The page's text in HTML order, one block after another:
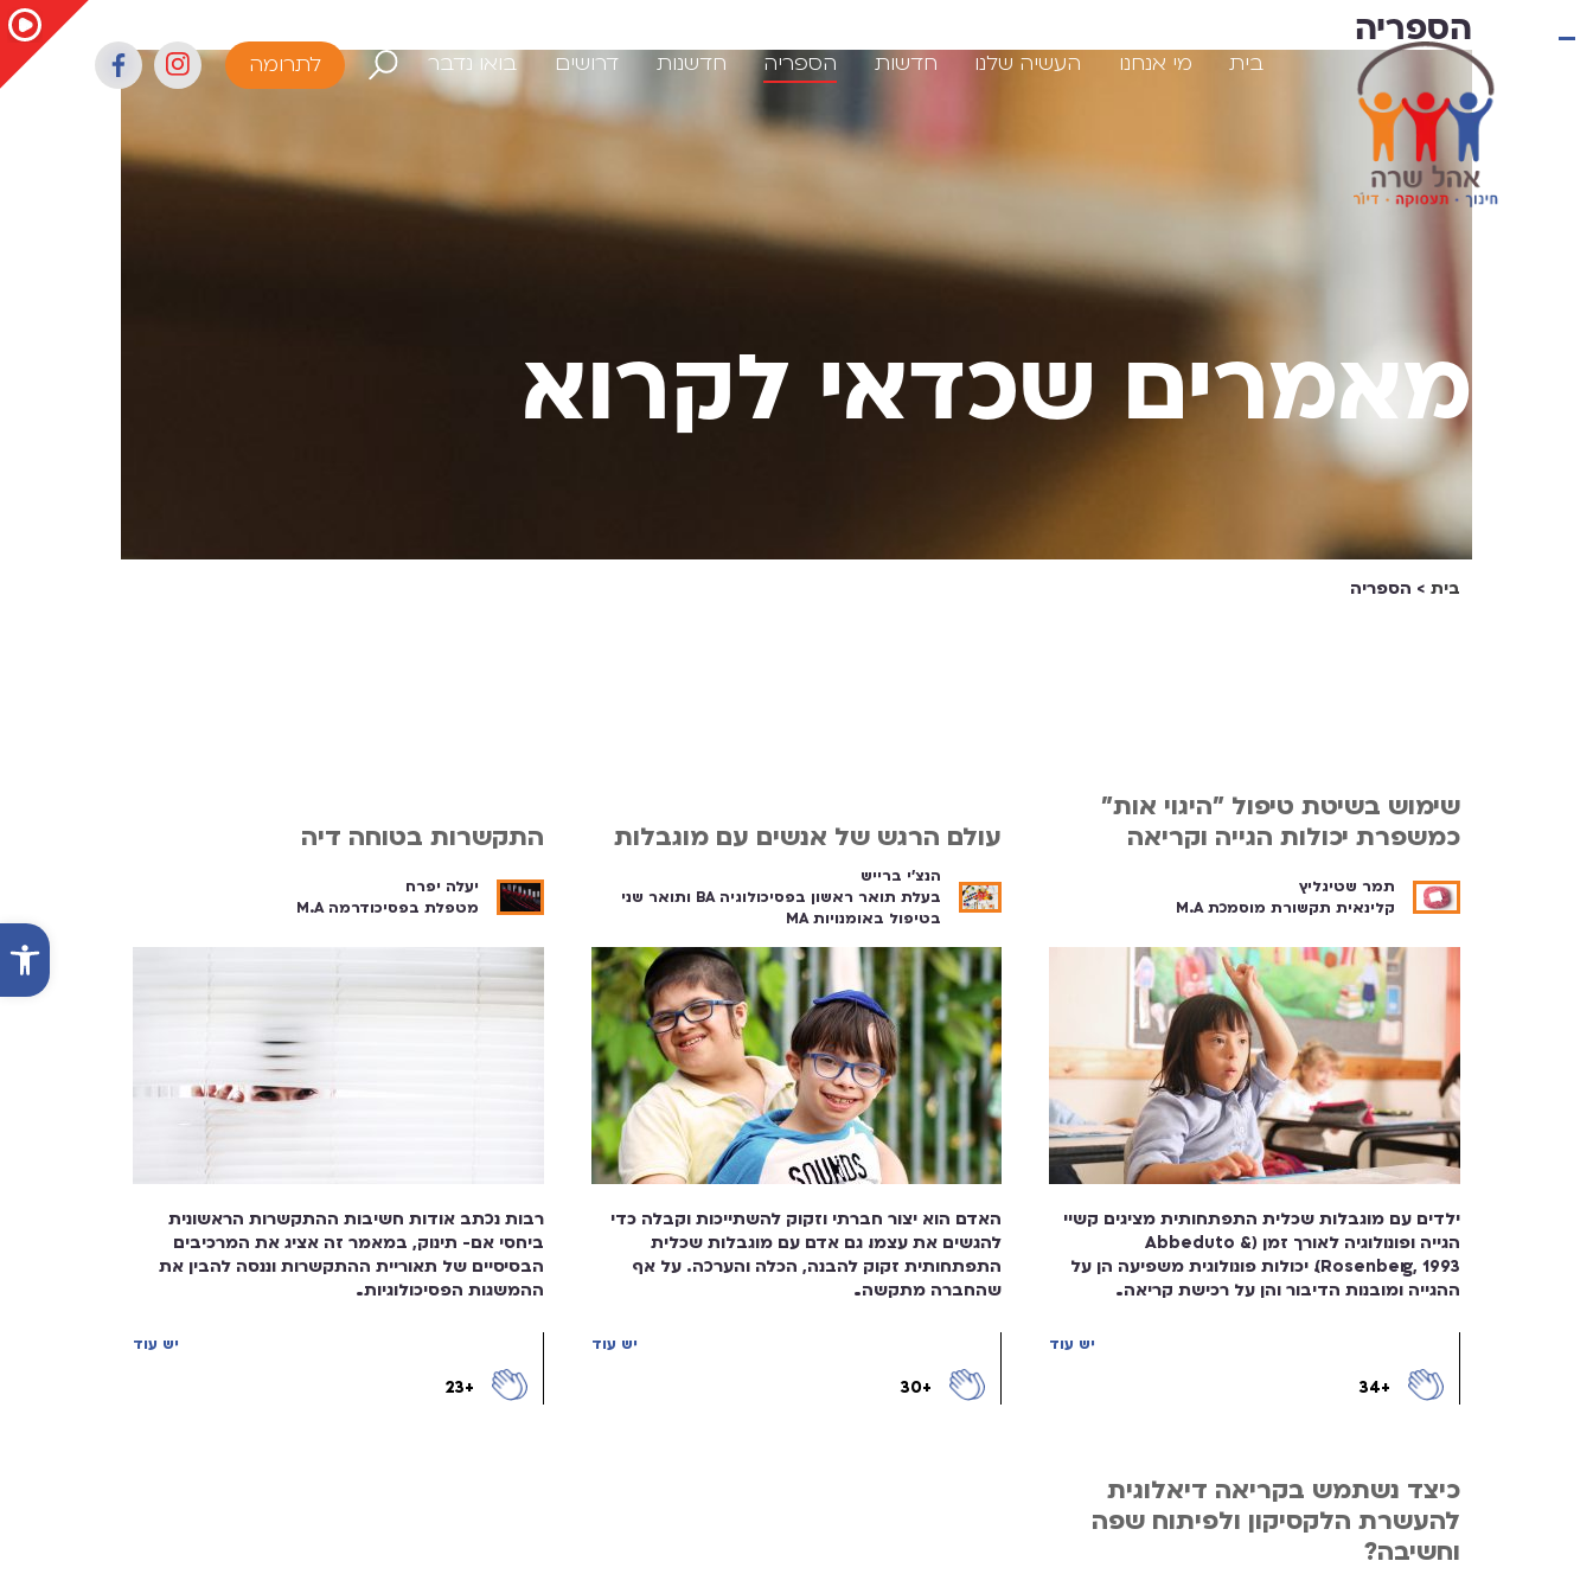
פתח
בית מי אנחנו העשיה שלנו חדשות הספריה חדשנות דרושים בואו נדבר לתרומה
הספריה
מאמרים שכדאי לקרוא
בית > הספריה
שימוש בשיטת טיפול "היגוי אות"
כמשפרת יכולות הגייה וקריאה
תמר שטיגליץ
קלינאית תקשורת מוסמכת M.A
ילדים עם מוגבלות שכלית התפתחותית מציגים קשיי
הגייה ופונולוגיה לאורך זמן (Abbeduto &
Rosenberg, 1993). יכולות פונולוגית משפיעה הן על
ההגייה ומובנות הדיבור והן על רכישת קריאה...
יש עוד
+34
עולם הרגש של אנשים עם מוגבלות
הנצ'י ברייש
בעלת תואר ראשון בפסיכולוגיה BA ותואר שני
בטיפול באומנויות MA
האדם הוא יצור חברתי וזקוק להשתייכות וקבלה כדי
להגשים את עצמו. גם אדם עם מוגבלות שכלית
התפתחותית זקוק להבנה, הכלה והערכה. על אף
שהחברה מתקשה...
יש עוד
+30
התקשרות בטוחה דיה
יעלה יפרח
מטפלת בפסיכודרמה M.A
לקריאה ←
רבות נכתב אודות חשיבות ההתקשרות הראשונית
ביחסי אם- תינוק, במאמר זה אציג את המרכיבים
הבסיסיים של תאוריית ההתקשרות וננסה להבין את
ההמשגות הפסיכולוגיות...
יש עוד
+23
כיצד נשתמש בקריאה דיאלוגית
להעשרת הלקסיקון ולפיתוח שפה
וחשיבה?